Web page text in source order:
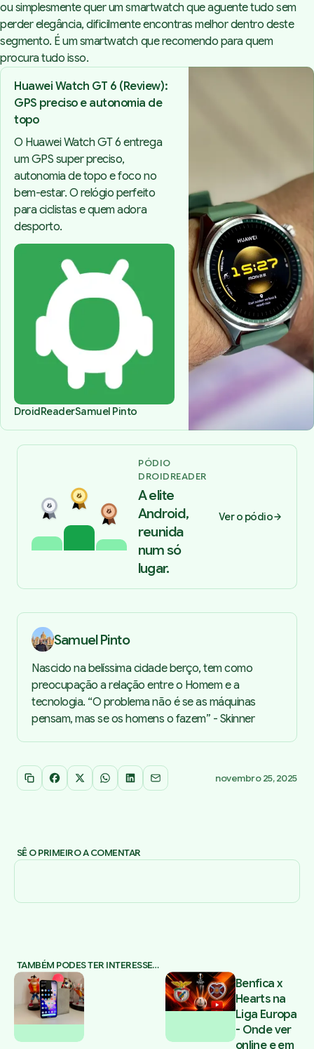
ou simplesmente quer um smartwatch que aguente tudo sem
perder elegância, dificilmente encontras melhor dentro deste
segmento. É um smartwatch que recomendo para quem
procura tudo isso.
Huawei Watch GT 6 (Review):
GPS preciso e autonomia de
topo
O Huawei Watch GT 6 entrega
um GPS super preciso,
autonomia de topo e foco no
bem-estar. O relógio perfeito
para ciclistas e quem adora
desporto.
DroidReaderSamuel Pinto
PÓDIO
DROIDREADER
A elite
Android,
reunida
num só
lugar.
Ver o pódio
Samuel Pinto
Nascido na belíssima cidade berço, tem como
preocupação a relação entre o Homem e a
tecnologia. “O problema não é se as máquinas
pensam, mas se os homens o fazem” - Skinner
Copiar link
Facebook
X WhatsApp
LinkedInEmail novembro 25, 2025
SÊ O PRIMEIRO A COMENTAR
TAMBÉM PODES TER INTERESSE…
Benfica x
Hearts na
Liga Europa
- Onde ver
online e em